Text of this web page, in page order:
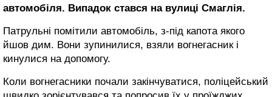
автомобіля. Випадок стався на вулиці Смаглія.
Патрульні помітили автомобіль, з-під капота якого
йшов дим. Вони зупинилися, взяли вогнегасник і
кинулися на допомогу.
Коли вогнегасники почали закінчуватися, поліцейський